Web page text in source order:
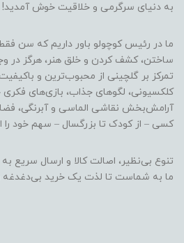
به دنیای سرگرمی و خلاقیت خوش آمدید!
ما در رئیس کوچولو باور داریم که سن
ساختن، کشف کردن و خلق هنر، هرگز در
تمرکز بر گلچینی از محبوب‌ترین و
کلکسیونی، لگوهای جذاب، بازی‌های
آرامش‌بخش نقاشی الماسی و آبرنگی،
کسی – از کودک تا بزرگسال – سهم خود را
تنوع بی‌نظیر، اصالت کالا و ارسال سریع
ما به شماست تا لذت یک خرید بی‌دغدغه